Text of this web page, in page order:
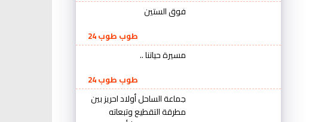
فوق الستين
طوب طوب 24
مسيرة حياتنا ..
طوب طوب 24
جماعة الساحل أولاد احريز بين
مطرقة التقطيع وتبعاته